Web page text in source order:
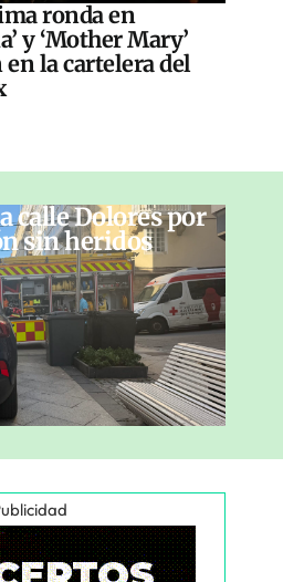
ronda en
y ‘Mother Mary’
en la cartelera del
calle Dolores por
sin heridos